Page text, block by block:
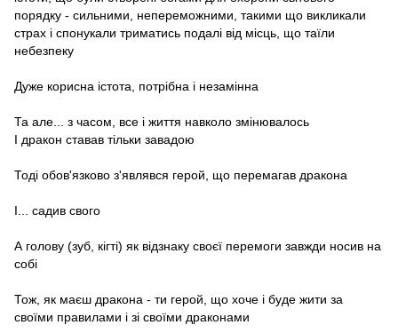
порядку - сильними, непереможними, такими що викликали
страх і спонукали триматись подалі від місць, що таїли
небезпеку
Дуже корисна істота, потрібна і незамінна
Та але... з часом, все і життя навколо змінювалось
І дракон ставав тільки завадою
Тоді обов'язково з'являвся герой, що перемагав дракона
І... садив свого
А голову (зуб, кігті) як відзнаку своєї перемоги завжди носив на
собі
Тож, як маєш дракона - ти герой, що хоче і буде жити за
своїми правилами і зі своїми драконами